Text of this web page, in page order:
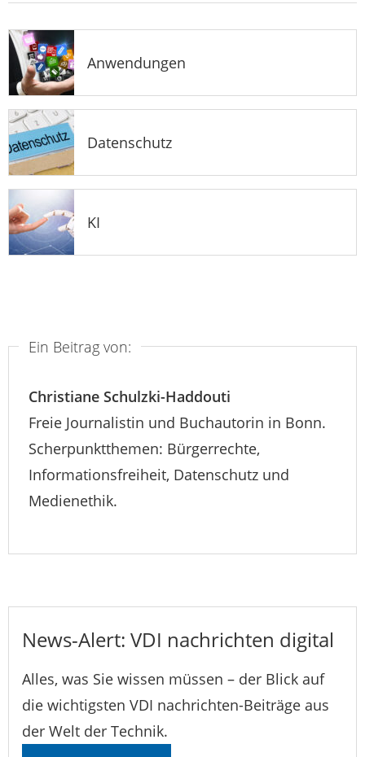
Anwendungen
Datenschutz
KI
Ein Beitrag von:
Christiane Schulzki-Haddouti
Freie Journalistin und Buchautorin in Bonn.
Scherpunktthemen: Bürgerrechte,
Informationsfreiheit, Datenschutz und
Medienethik.
News-Alert: VDI nachrichten digital
Alles, was Sie wissen müssen – der Blick auf
die wichtigsten VDI nachrichten-Beiträge aus
der Welt der Technik.